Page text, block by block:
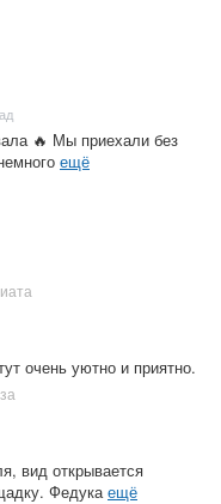
🔥 Мы приехали без
ещё
очень уютно и приятно.
вид открывается
Федука ещё